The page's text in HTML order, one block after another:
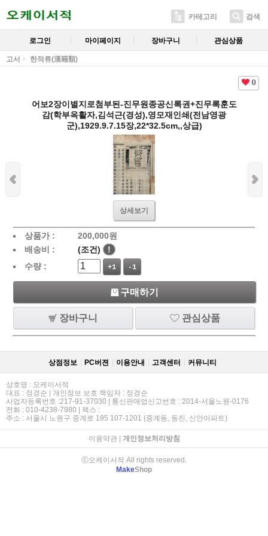
카테고리 검색
로그인 마이페이지 장바구니 관심상품
고서 한적류(漢籍類)
0
어보2장이별지로첨부된-진무원종공신록권+진무록훈도
감(학부옥활자,김석근(경성),영모재인쇄(전남영광
군),1929.9.7.15장,22*32.5cm,,상급)
상세보기
상품가 : 200,000원
배송비 :
(조건)
!
수량 :
+1 -1
구매하기
장바구니 관심상품
상점정보 PC버젼 이용안내 고객센터 커뮤니티
상호명 : 오케이서적
대표 : 정경순 | 개인정보 보호 책임자 : 정경순
사업자등록번호 :217-91-37030 | 통신판매업신고번호 : 2014-서울노원-0176
전화 : 010-4238-7980 | 팩스 :
주소 : 서울시 노원구 중계로 195 107-1201 (중계동, 동진, 신안아파트)
이용약관| 개인정보처리방침
ⓒ오케이서적 All rights reserved.
MakeShop